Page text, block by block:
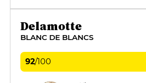
Delamotte
BLANC DE BLANCS
92/100